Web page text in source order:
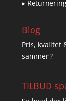
▸ Returnering
Blog
Pris, kvalitet
sammen?
TILBUD